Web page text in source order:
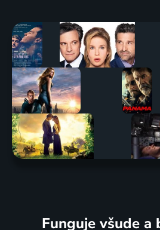
Funguje všude a